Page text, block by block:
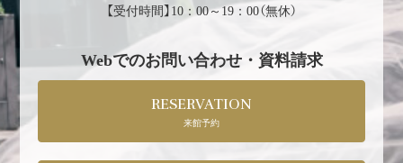
【受付時間】10：00～19：00（無休）
Webでのお問い合わせ・資料請求
RESERVATION
来館予約